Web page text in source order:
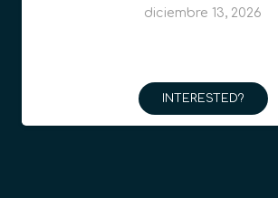
diciembre 13, 2026
INTERESTED?